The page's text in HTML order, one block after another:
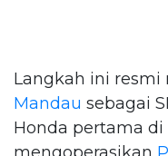
Langkah ini resmi
Mandau sebagai
Honda pertama di